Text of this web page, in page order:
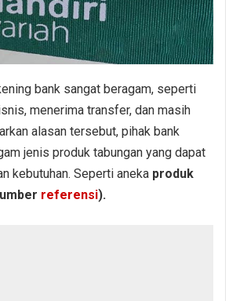
bank sangat beragam, seperti
menerima transfer, dan masih
alasan tersebut, pihak bank
jenis produk tabungan yang dapat
kebutuhan. Seperti aneka produk
referensi).